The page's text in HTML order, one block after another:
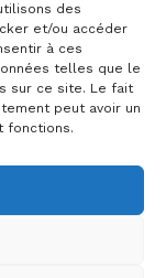
des
et/ou accéder
à ces
telles que le
sur ce site. Le fait
peut avoir un
fonctions.